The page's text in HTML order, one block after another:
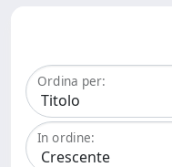
Ordina per:
In ordine: